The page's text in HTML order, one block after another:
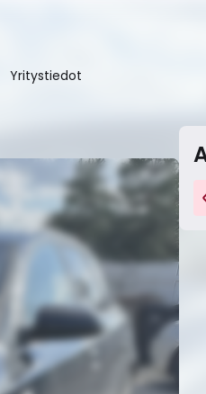
Yritystiedot